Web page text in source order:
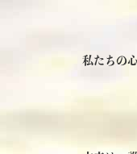
私たちの